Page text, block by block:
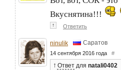
Вкуснятина!!!
↑ Ответить
ninulik Саратов
14 сентября 2016 года #
↑ Ответ для natali0402